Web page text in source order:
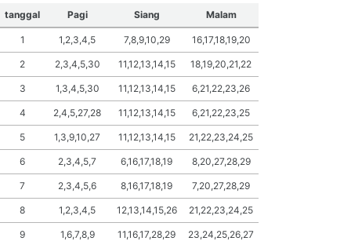
tanggal Pagi Siang Malam
1 1,2,3,4,5 7,8,9,10,29 16,17,18,19,20
2 2,3,4,5,30 11,12,13,14,15 18,19,20,21,22
3 1,3,4,5,30 11,12,13,14,15 6,21,22,23,26
4 2,4,5,27,28 11,12,13,14,15 6,21,22,23,25
5 1,3,9,10,27 11,12,13,14,15 21,22,23,24,25
6 2,3,4,5,7 6,16,17,18,19 8,20,27,28,29
7 2,3,4,5,6 8,16,17,18,19 7,20,27,28,29
8 1,2,3,4,5 12,13,14,15,26 21,22,23,24,25
9 1,6,7,8,9 11,16,17,28,29 23,24,25,26,27